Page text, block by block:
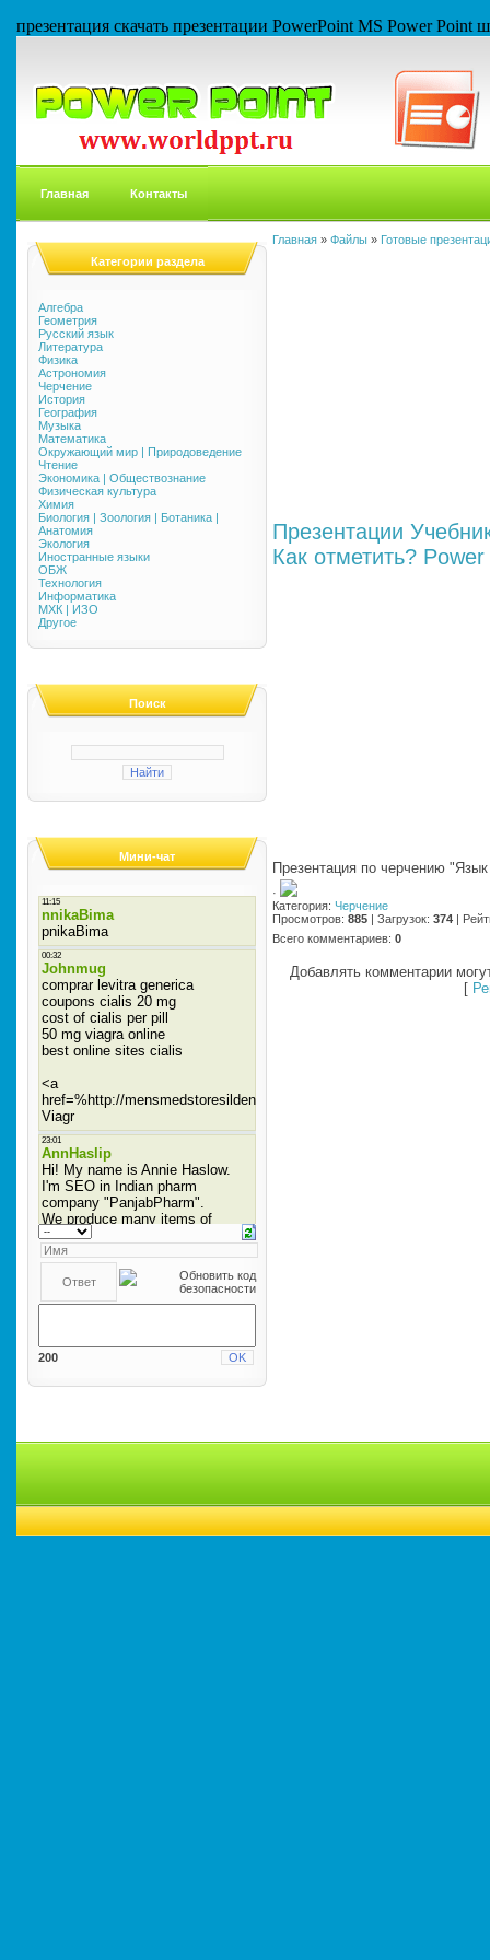
презентация скачать презентации PowerPoint MS Power
Главная Контакты
Категории раздела
Алгебра
Геометрия
Русский язык
Литература
Физика
Астрономия
Черчение
История
География
Музыка
Математика
Окружающий мир | Природоведение
Чтение
Экономика | Обществознание
Физическая культура
Химия
Биология | Зоология | Ботаника |
Анатомия
Экология
Иностранные языки
ОБЖ
Технология
Информатика
МХК | ИЗО
Другое
Поиск
Мини-чат
200
Главная » Файлы » Готовые
Презентации
Как отметить?
Презентация по черчению "Язык
·
Категория: Черчение
Просмотров: 885 | Загрузок: 374 |
Всего комментариев: 0
Добавлять комментарии
[